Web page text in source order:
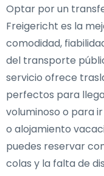
Optar por un
Freigericht es la
comodidad,
del transporte
servicio ofrece
perfectos para
voluminoso o para
o alojamiento
puedes reservar
colas y la falta de